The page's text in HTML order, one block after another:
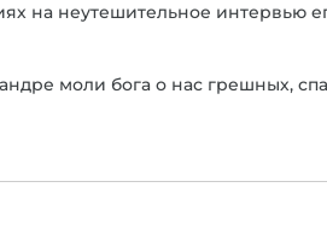
на неутешительное интервью
моли бога о нас грешных,